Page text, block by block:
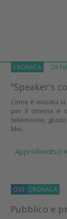
CRONACA 28
"Speaker's
Come è iniziata
per il cinema è
televisione,
Mio...
Approfondisci
O33 CRONACA
Pubblico e